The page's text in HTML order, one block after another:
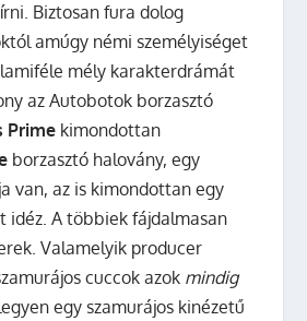
Biztosan fura dolog
amúgy némi személyiséget
mély karakterdrámát
az Autobotok borzasztó
Prime kimondottan
borzasztó halovány, egy
van, az is kimondottan egy
idéz. A többiek fájdalmasan
Valamelyik producer
cuccok azok mindig
egy szamurájos kinézetű